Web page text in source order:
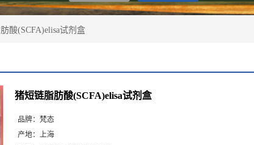
酸(SCFA)elisa试剂盒
猪短链脂肪酸(SCFA)elisa试剂盒
品牌： 梵态
产地： 上海